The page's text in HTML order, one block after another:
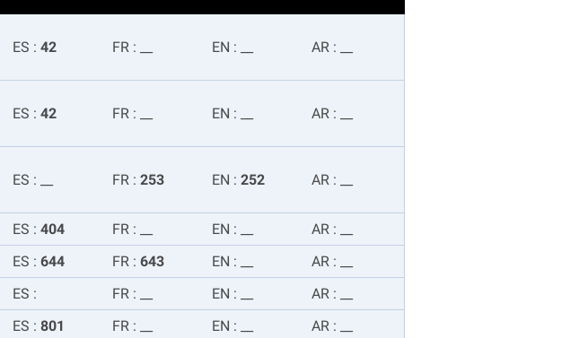
ES : 42 FR : EN : AR :
ES : 42 FR : EN : AR :
ES : FR : 253 EN : 252 AR :
ES : 404 FR : EN : AR :
ES : 644 FR : 643 EN : AR :
ES : FR : EN : AR :
ES : 801 FR : EN : AR :